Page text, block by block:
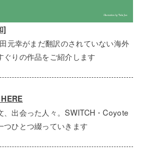
]
元幸がまだ翻訳のされていない海外
ぐりの作品をご紹介します
、出会った人々。SWITCH・Coyote
ひとつ綴っていきます